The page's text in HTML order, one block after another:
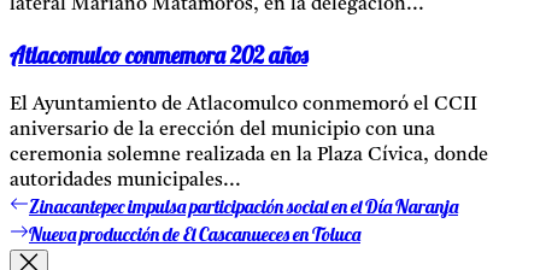
lateral Mariano Matamoros, en la delegación...
Atlacomulco conmemora 202 años
El Ayuntamiento de Atlacomulco conmemoró el CCII
aniversario de la erección del municipio con una
ceremonia solemne realizada en la Plaza Cívica, donde
autoridades municipales...
Navegación
de
Entrada
anterior:
Zinacantepec impulsa participación social en el Día Naranja
Entrada
siguiente:
Nueva producción de El Cascanueces en Toluca